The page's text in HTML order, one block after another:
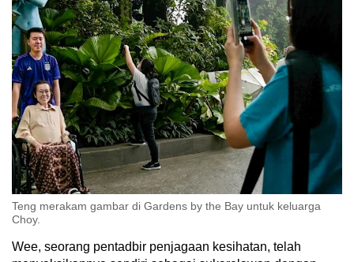
Teng merakam gambar di Gardens by the Bay untuk keluarga
Choy.
Wee, seorang pentadbir penjagaan kesihatan, telah